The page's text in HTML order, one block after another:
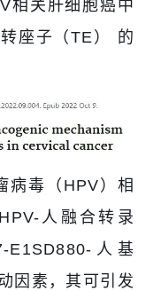
相关肝细胞癌中
座子（TE） 的
毒（HPV）相
人融合转录
E1SD880-人基
因素，其可引发